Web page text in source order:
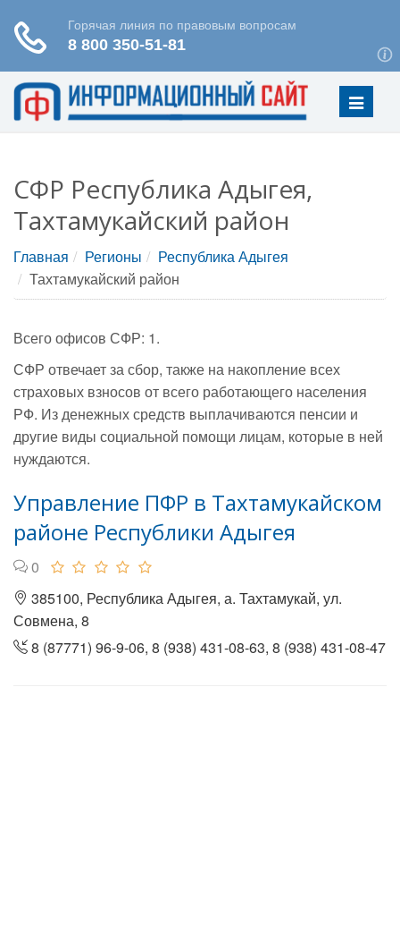
Меню
СФР Республика Адыгея,
Тахтамукайский район
Главная Регионы
Республика Адыгея
Тахтамукайский район
Всего офисов СФР: 1.
СФР отвечает за сбор, также на накопление всех
страховых взносов от всего работающего населения
РФ. Из денежных средств выплачиваются пенсии и
другие виды социальной помощи лицам, которые в ней
нуждаются.
Управление ПФР в Тахтамукайском
районе Республики Адыгея
0
385100, Республика Адыгея, а. Тахтамукай, ул.
Совмена, 8
8 (87771) 96-9-06, 8 (938) 431-08-63, 8 (938) 431-08-47